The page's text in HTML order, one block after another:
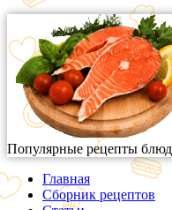
Популярные рецепты
Главная
Сборник рецептов